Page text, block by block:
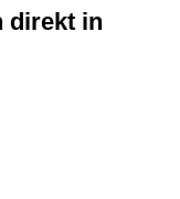
direkt in